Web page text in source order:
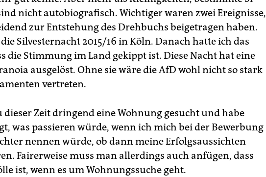
nicht autobiografisch. Wichtiger waren zwei Ereignisse,
zur Entstehung des Drehbuchs beigetragen haben.
Silvesternacht 2015/16 in Köln. Danach hatte ich das
die Stimmung im Land gekippt ist. Diese Nacht hat eine
ausgelöst. Ohne sie wäre die AfD wohl nicht so stark
vertreten.
dieser Zeit dringend eine Wohnung gesucht und habe
was passieren würde, wenn ich mich bei der Bewerbung
nennen würde, ob dann meine Erfolgsaussichten
Fairerweise muss man allerdings auch anfügen, dass
ist, wenn es um Wohnungssuche geht.